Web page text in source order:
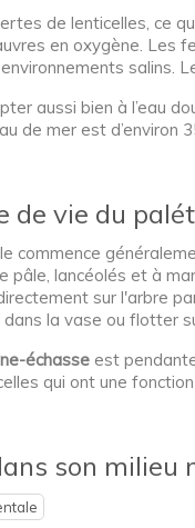
de lenticelles, ce
en oxygène. Les
salins.
aussi bien à l’eau
de mer est d’environ
de vie du
commence
pâle, lancéolés et à
sur l'arbre
la vase ou flotter
échasse est
qui ont une
son milieu